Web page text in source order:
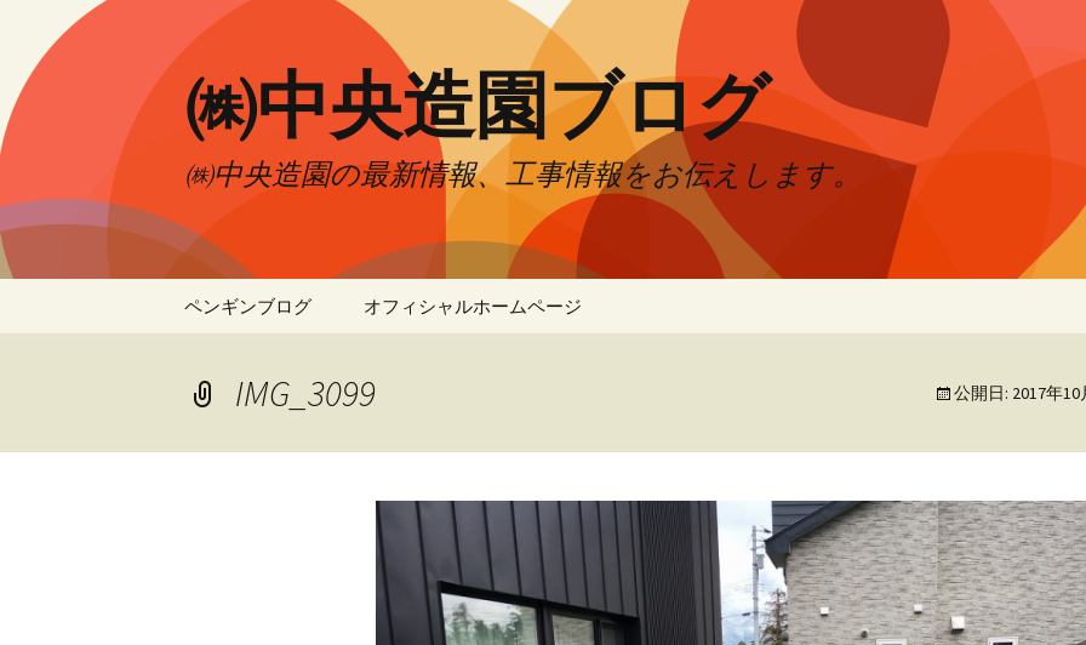
㈱中央造園ブログ
㈱中央造園の最新情報、工事情報をお伝えします。
ペンギンブログ オフィシャルホームページ
IMG_3099 公開日: 2017年